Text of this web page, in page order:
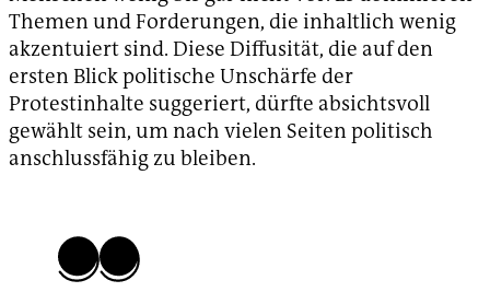
Themen und Forderungen, die inhaltlich wenig
akzentuiert sind. Diese Diffusität, die auf den
ersten Blick politische Unschärfe der
Protestinhalte suggeriert, dürfte absichtsvoll
gewählt sein, um nach vielen Seiten politisch
anschlussfähig zu bleiben.